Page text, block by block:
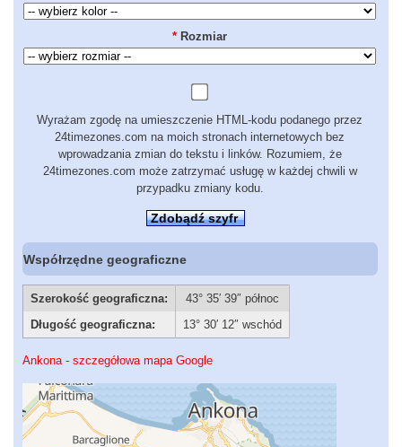
* Rozmiar
Wyrażam zgodę na umieszczenie HTML-kodu podanego przez
24timezones.com na moich stronach internetowych bez
wprowadzania zmian do tekstu i linków. Rozumiem, że
24timezones.com może zatrzymać usługę w każdej chwili w
przypadku zmiany kodu.
Zdobądź szyfr
Współrzędne geograficzne
Szerokość geograficzna:
43° 35′ 39″ północ
Długość geograficzna:
13° 30′ 12″ wschód
Ankona - szczegółowa mapa Google